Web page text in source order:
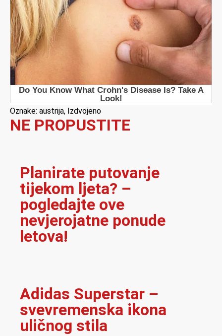
Oznake: austrija, Izdvojeno
NE PROPUSTITE
Planirate putovanje
tijekom ljeta? –
pogledajte ove
nevjerojatne ponude
letova!
Adidas Superstar –
svevremenska ikona
uličnog stila